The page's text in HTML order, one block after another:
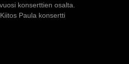
konserttien osalta.
Paula konsertti